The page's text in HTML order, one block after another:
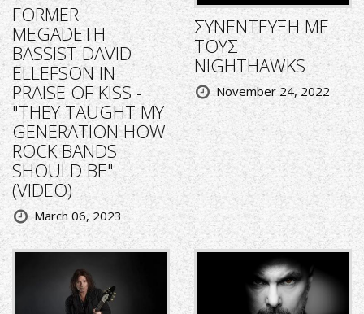
FORMER
MEGADETH
BASSIST DAVID
ELLEFSON IN
PRAISE OF KISS -
"THEY TAUGHT MY
GENERATION HOW
ROCK BANDS
SHOULD BE"
(VIDEO)
March 06, 2023
ΣΥΝΕΝΤΕΥΞΗ ΜΕ
ΤΟΥΣ
NIGHTHAWKS
November 24, 2022